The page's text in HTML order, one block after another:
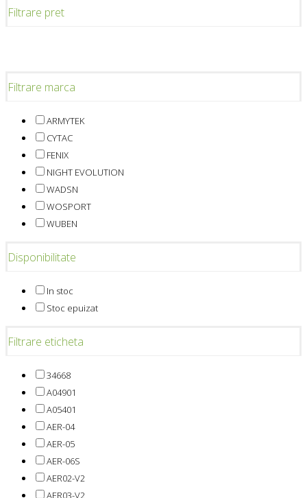
Filtrare pret
Filtrare marca
ARMYTEK
CYTAC
FENIX
NIGHT EVOLUTION
WADSN
WOSPORT
WUBEN
Disponibilitate
In stoc
Stoc epuizat
Filtrare eticheta
34668
A04901
A05401
AER-04
AER-05
AER-06S
AER02-V2
AER03-V2